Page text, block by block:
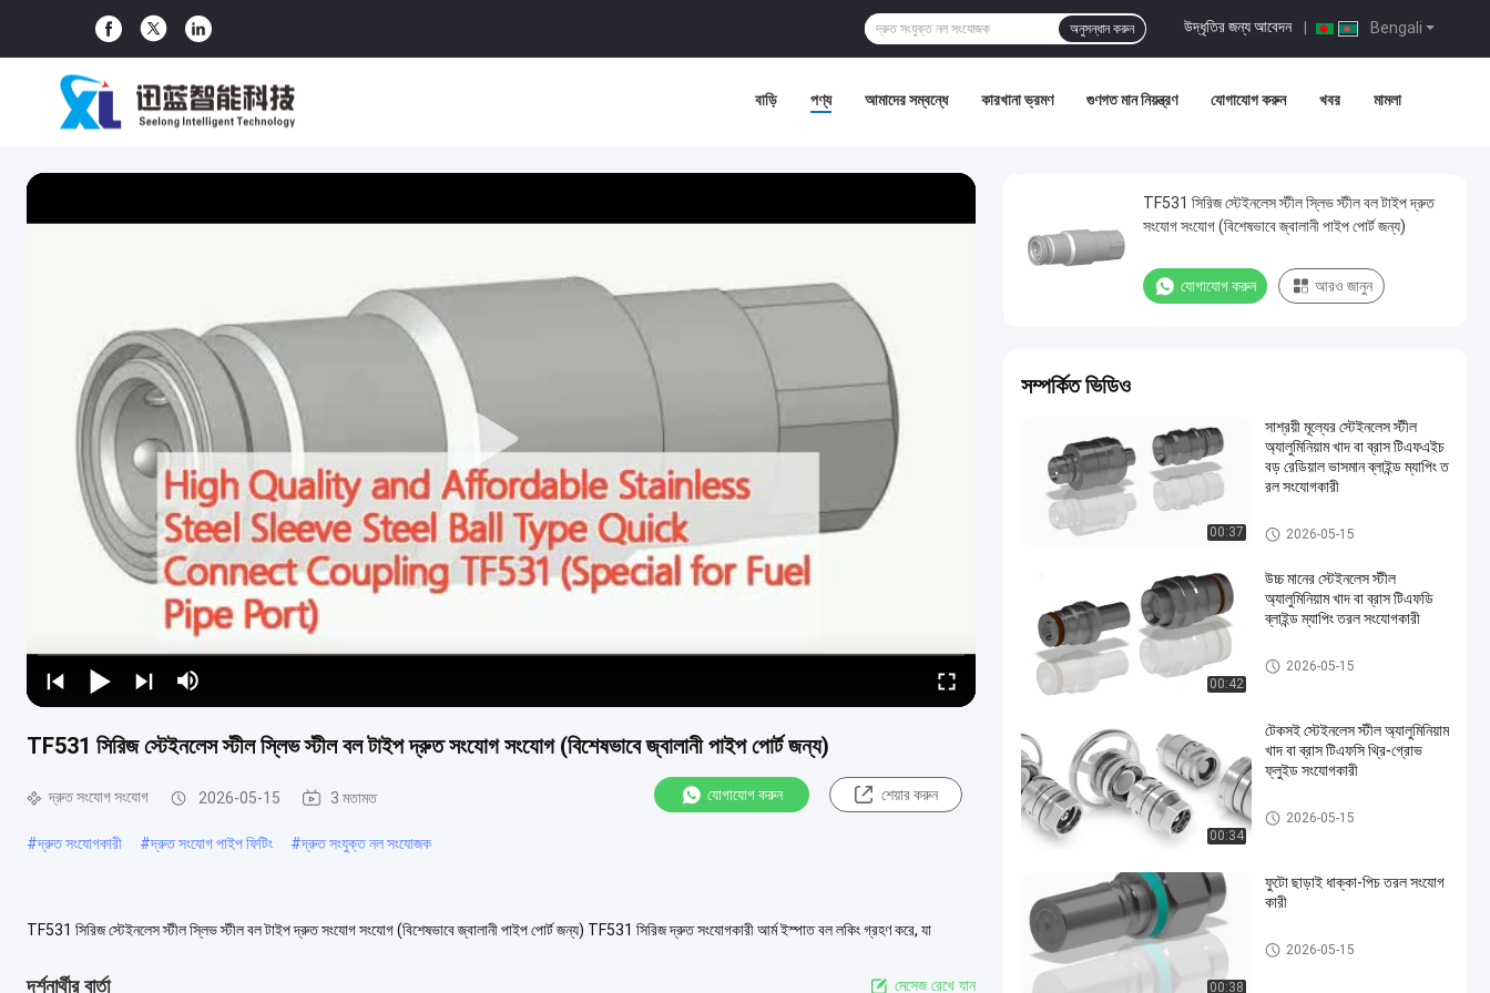
Bengali
উদ্ধৃতির জন্য আবেদন
অনুসন্ধান করুন
বাড়ি পণ্য আমাদের সম্বন্ধে কারখানা ভ্রমণ গুণগত মান নিয়ন্ত্রণ যোগাযোগ করুন খবর মামলা
TF531 সিরিজ স্টেইনলেস স্টীল স্লিভ স্টীল বল টাইপ দ্রুত সংযোগ সংযোগ (বিশেষভাবে জ্বালানী পাইপ পোর্ট জন্য)
দ্রুত সংযোগ সংযোগ 2026-05-15 3 মতামত যোগাযোগ করুন শেয়ার করুন
#দ্রুত সংযোগকারী #দ্রুত সংযোগ পাইপ ফিটিং #দ্রুত সংযুক্ত নল সংযোজক
TF531 সিরিজ স্টেইনলেস স্টীল স্লিভ স্টীল বল টাইপ দ্রুত সংযোগ সংযোগ (বিশেষভাবে জ্বালানী পাইপ পোর্ট জন্য) TF531 সিরিজ দ্রুত সংযোগকারী আর্ম ইস্পাত বল লকিং গ্রহণ করে, যা
দর্শনার্থীর বার্তা মেসেজ রেখে যান
TF531 সিরিজ স্টেইনলেস স্টীল স্লিভ স্টীল বল টাইপ দ্রুত
সংযোগ সংযোগ (বিশেষভাবে জ্বালানী পাইপ পোর্ট জন্য)
যোগাযোগ করুন আরও জানুন
সম্পর্কিত ভিডিও
00:37
সাশ্রয়ী মূল্যের স্টেইনলেস স্টীল
অ্যালুমিনিয়াম খাদ বা ব্রাস টিএফএইচ
বড় রেডিয়াল ভাসমান ব্লাইন্ড ম্যাপিং ত
রল সংযোগকারী
দ্রুত সংযোগ সংযোগ
2026-05-15
00:42
উচ্চ মানের স্টেইনলেস স্টীল
অ্যালুমিনিয়াম খাদ বা ব্রাস টিএফডি
ব্লাইন্ড ম্যাপিং তরল সংযোগকারী
দ্রুত সংযোগ সংযোগ
2026-05-15
00:34
টেকসই স্টেইনলেস স্টীল অ্যালুমিনিয়াম
খাদ বা ব্রাস টিএফসি থ্রি-গ্রোভ
ফ্লুইড সংযোগকারী
দ্রুত সংযোগ সংযোগ
2026-05-15
00:38
ফুটো ছাড়াই ধাক্কা-পিচ তরল সংযোগ
কারী
দ্রুত সংযোগ সংযোগ
2026-05-15